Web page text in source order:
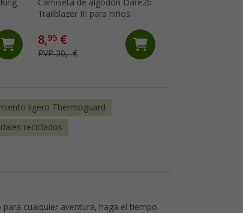
Camiseta de algodón Dare2b
Trailblazer III para niños
8,95 €
PVP 30,- €
ligero Thermoguard
reciclados
cualquier aventura, haga el tiempo